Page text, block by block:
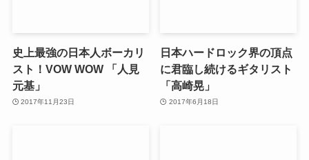
史上最強の日本人ボーカリ
スト！VOW WOW 「人見
元基」
2017年11月23日
日本ハードロック界の頂点
に君臨し続けるギタリスト
「高崎晃」
2017年6月18日